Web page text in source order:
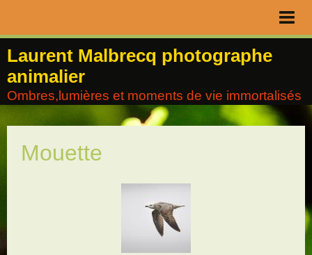
Page d'accueil
Livre d'or
Contact
Album
Agenda
Laurent Malbrecq photographe
animalier
Ombres,lumières et moments de vie immortalisés
Mouette